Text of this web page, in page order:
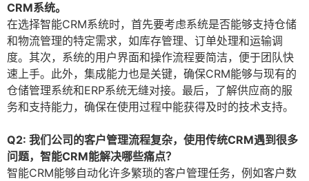
CRM系统。
在选择智能CRM系统时，首先要考虑系统是否能够支持仓储
和物流管理的特定需求，如库存管理、订单处理和运输调
度。其次，系统的用户界面和操作流程要简洁，便于团队快
速上手。此外，集成能力也是关键，确保CRM能够与现有的
仓储管理系统和ERP系统无缝对接。最后，了解供应商的服
务和支持能力，确保在使用过程中能获得及时的技术支持。
Q2: 我们公司的客户管理流程复杂，使用传统CRM遇到很多
问题，智能CRM能解决哪些痛点？
智能CRM能够自动化许多繁琐的客户管理任务，例如客户数